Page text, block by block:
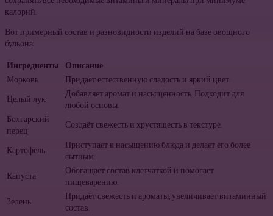
калорий.
Вот примерный состав и разновидности изделий на базе овощного
бульона:
Ингредиенты Описание
Морковь
Придаёт естественную сладость и яркий цвет.
Целый лук
Добавляет аромат и насыщенность. Подходит для
любой основы.
Болгарский
перец
Создаёт свежесть и хрустящесть в текстуре.
Картофель
Приступает к насыщению блюда и делает его более
сытным.
Капуста
Обогащает состав клетчаткой и помогает
пищеварению.
Зелень
Придаёт свежесть и ароматы, увеличивает витаминный
состав.